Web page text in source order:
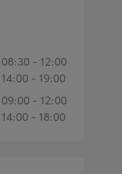
08:30 - 12:00
14:00 - 19:00
09:00 - 12:00
14:00 - 18:00